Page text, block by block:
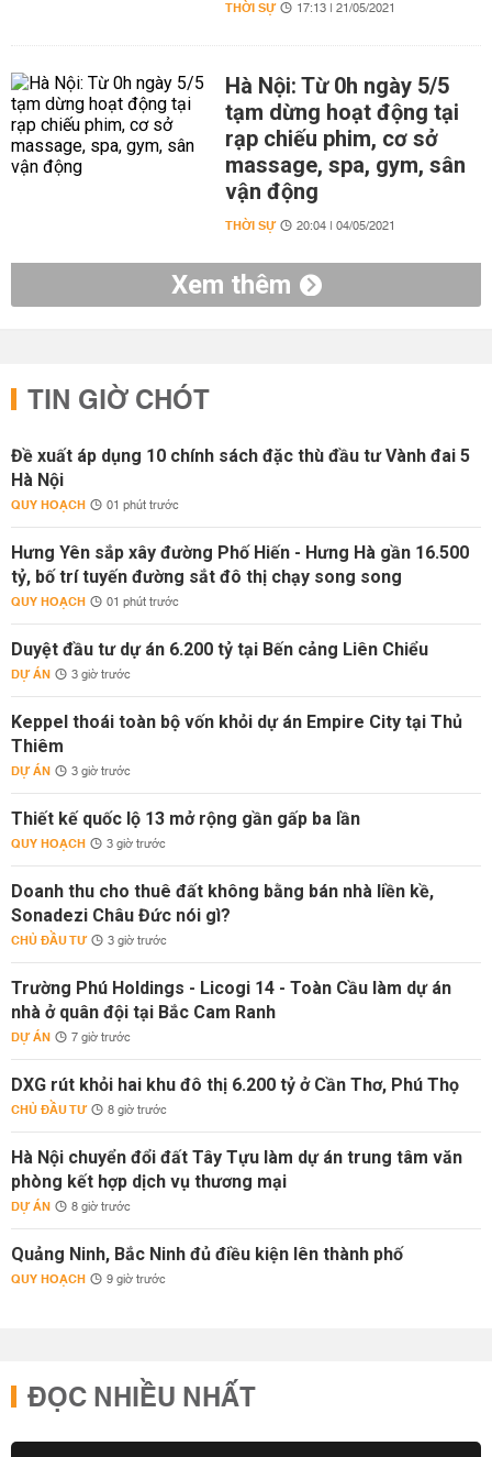
THỜI SỰ 17:13 | 21/05/2021
Hà Nội: Từ 0h ngày 5/5
tạm dừng hoạt động tại
rạp chiếu phim, cơ sở
massage, spa, gym, sân
vận động
THỜI SỰ 20:04 | 04/05/2021
Xem thêm
TIN GIỜ CHÓT
Đề xuất áp dụng 10 chính sách đặc thù đầu tư Vành đai 5
Hà Nội
QUY HOẠCH 01 phút trước
Hưng Yên sắp xây đường Phố Hiến - Hưng Hà gần 16.500
tỷ, bố trí tuyến đường sắt đô thị chạy song song
QUY HOẠCH 01 phút trước
Duyệt đầu tư dự án 6.200 tỷ tại Bến cảng Liên Chiểu
DỰ ÁN 3 giờ trước
Keppel thoái toàn bộ vốn khỏi dự án Empire City tại Thủ
Thiêm
DỰ ÁN 3 giờ trước
Thiết kế quốc lộ 13 mở rộng gần gấp ba lần
QUY HOẠCH 3 giờ trước
Doanh thu cho thuê đất không bằng bán nhà liền kề,
Sonadezi Châu Đức nói gì?
CHỦ ĐẦU TƯ 3 giờ trước
Trường Phú Holdings - Licogi 14 - Toàn Cầu làm dự án
nhà ở quân đội tại Bắc Cam Ranh
DỰ ÁN 7 giờ trước
DXG rút khỏi hai khu đô thị 6.200 tỷ ở Cần Thơ, Phú Thọ
CHỦ ĐẦU TƯ 8 giờ trước
Hà Nội chuyển đổi đất Tây Tựu làm dự án trung tâm văn
phòng kết hợp dịch vụ thương mại
DỰ ÁN 8 giờ trước
Quảng Ninh, Bắc Ninh đủ điều kiện lên thành phố
QUY HOẠCH 9 giờ trước
ĐỌC NHIỀU NHẤT